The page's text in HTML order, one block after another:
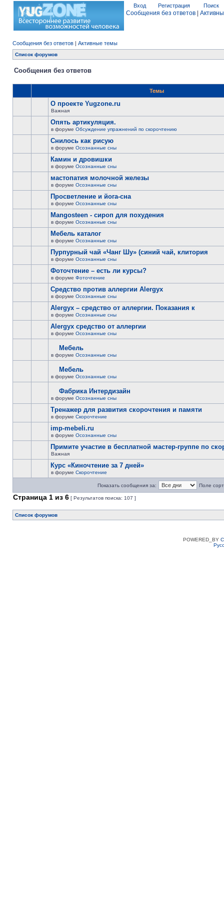
Вход Регистрация Поиск
Сообщения без ответов
Сообщения без ответов | Активные темы
Список форумов
Сообщения без ответов
Темы
О проекте Yugzone.ru
Важная
Опять артикуляция.
в форуме Обсуждение упражнений по скорочтению
Снилось как рисую
в форуме Осознанные сны
Камин и дровишки
в форуме Осознанные сны
мастопатия молочной железы
в форуме Осознанные сны
Просветление и йога-сна
в форуме Осознанные сны
Mangosteen - сироп для похудения
в форуме Осознанные сны
Мебель каталог
в форуме Осознанные сны
Пурпурный чай «Чанг Шу» (синий чай, клитория
в форуме Осознанные сны
Фоточтение – есть ли курсы?
в форуме Фоточтение
Cредство против аллергии Alergyx
в форуме Осознанные сны
Alergyx – средство от аллергии. Показания к
в форуме Осознанные сны
Alergyx средство от аллергии
в форуме Осознанные сны
Мебель
в форуме Осознанные сны
Мебель
в форуме Осознанные сны
Фабрика Интердизайн
в форуме Осознанные сны
Тренажер для развития скорочтения и памяти
в форуме Скорочтение
imp-mebeli.ru
в форуме Осознанные сны
Примите участие в бесплатной мастер-группе по
Важная
Курс «Киночтение за 7 дней»
в форуме Скорочтение
Показать сообщения за: Поле
Страница 1 из 6 [ Результатов поиска: 107 ]
Список форумов
POWERED_BY